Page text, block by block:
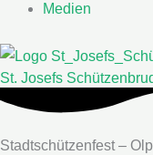
Medien
St. Josefs
Stadtschützenfest –